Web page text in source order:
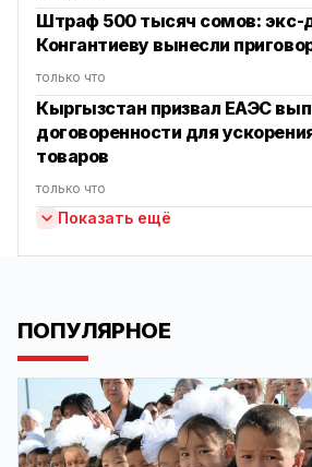
Штраф 500 тысяч сомов:
Конгантиеву вынесли
только что
Кыргызстан призвал ЕАЭС
договоренности для
товаров
только что
Показать ещё
ПОПУЛЯРНОЕ